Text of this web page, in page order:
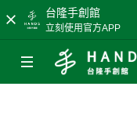
台隆手創館
立刻使用官方APP